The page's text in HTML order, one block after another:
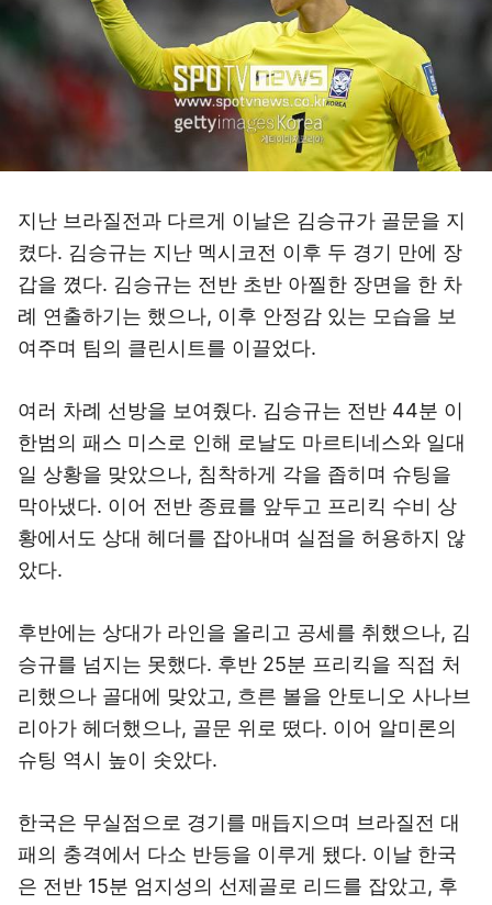
지난 브라질전과 다르게 이날은 김승규가 골문을 지
켰다. 김승규는 지난 멕시코전 이후 두 경기 만에 장
갑을 꼈다. 김승규는 전반 초반 아찔한 장면을 한 차
례 연출하기는 했으나, 이후 안정감 있는 모습을 보
여주며 팀의 클린시트를 이끌었다.
여러 차례 선방을 보여줬다. 김승규는 전반 44분 이
한범의 패스 미스로 인해 로날도 마르티네스와 일대
일 상황을 맞았으나, 침착하게 각을 좁히며 슈팅을
막아냈다. 이어 전반 종료를 앞두고 프리킥 수비 상
황에서도 상대 헤더를 잡아내며 실점을 허용하지 않
았다.
후반에는 상대가 라인을 올리고 공세를 취했으나, 김
승규를 넘지는 못했다. 후반 25분 프리킥을 직접 처
리했으나 골대에 맞았고, 흐른 볼을 안토니오 사나브
리아가 헤더했으나, 골문 위로 떴다. 이어 알미론의
슈팅 역시 높이 솟았다.
한국은 무실점으로 경기를 매듭지으며 브라질전 대
패의 충격에서 다소 반등을 이루게 됐다. 이날 한국
은 전반 15분 엄지성의 선제골로 리드를 잡았고, 후